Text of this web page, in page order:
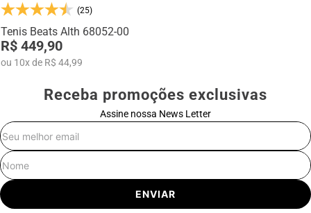
(25)
Tenis Beats Alth 68052-00
R$ 449,90
ou 10xde R$ 44,99
Receba promoções exclusivas
Assine nossa News Letter
ENVIAR